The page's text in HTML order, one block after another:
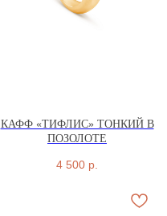
КАФФ «ТИФЛИС» ТОНКИЙ В
ПОЗОЛОТЕ
4 500 р.